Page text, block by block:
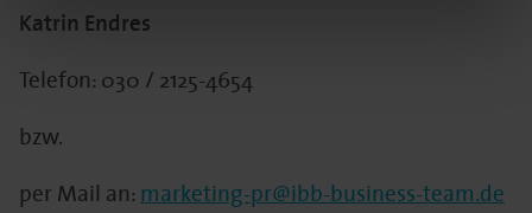
Katrin Endres
Telefon: 030 / 2125-4654
bzw.
per Mail an:marketing-pr@ibb-business-team.de